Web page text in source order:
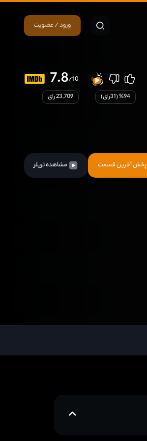
ورود / عضویت
7.8/10
23,709 رای 94
% (
31رای)
پخش آخرین قسمت مشاهده تریلر